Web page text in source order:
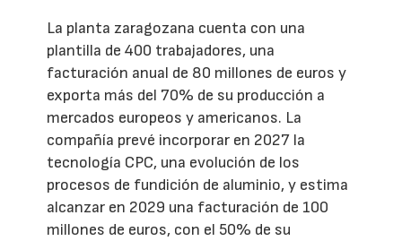
La planta zaragozana cuenta con una
plantilla de 400 trabajadores, una
facturación anual de 80 millones de euros y
exporta más del 70% de su producción a
mercados europeos y americanos. La
compañía prevé incorporar en 2027 la
tecnología CPC, una evolución de los
procesos de fundición de aluminio, y estima
alcanzar en 2029 una facturación de 100
millones de euros, con el 50% de su